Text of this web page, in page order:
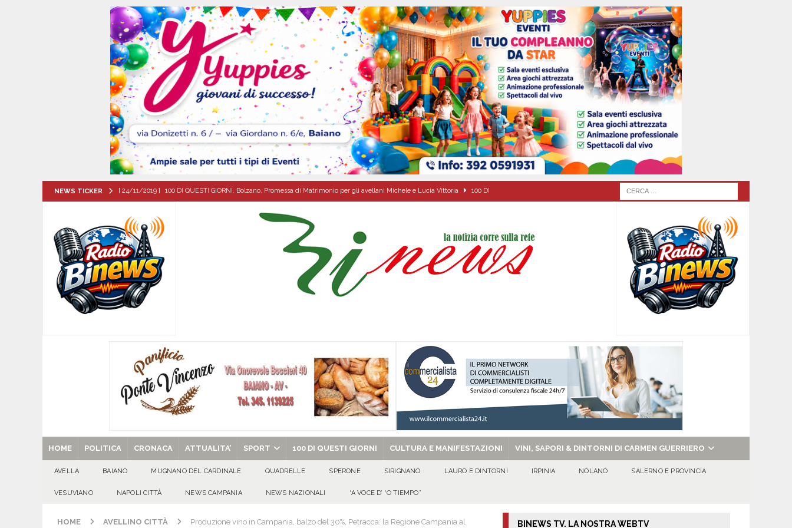
NEWS TICKER [ 24/11/2019 ] 100 DI QUESTI GIORNI. Bolzano, Promessa di Matrimonio per gli avellani Michele e Lucia Vittoria 100 DI
[ 07/08/2026 ] Lioni, si presenta il libro “Tu sei per me lo specchio e il porto” D’Amelio: “Gettiamo un seme d’impegno futuro
per tante e tanti”
[ 07/08/2026 ] Per la dignità del gonfalone di Sant’Andrea — Appello per l’inclusione e la tutela delle tradizioni di Sirignano
CULTURA E MANIFESTAZIONI
[ 07/08/2026 ]
[ 07/08/2026 ] Santa Filomena: una storia di fede che vive da oltre due secoli
[ 29/08/2025 ] SANT’Oggi. Venerdì 29 agosto la chiesa celebra il Martirio di san Giovanni Battista e santa Sabina EVIDENZA
HOME POLITICA CRONACA ATTUALITA’ SPORT 100 DI QUESTI GIORNI CULTURA E MANIFESTAZIONI VINI, SAPORI & DINTORNI DI CARMEN GUERRIERO
AVELLA BAIANO MUGNANO DEL CARDINALE QUADRELLE SPERONE SIRIGNANO LAURO E DINTORNI IRPINIA NOLANO SALERNO E PROVINCIA
VESUVIANO NAPOLI CITTÀ NEWS CAMPANIA NEWS NAZIONALI “A VOCE D’ ‘O TIEMPO”
HOME AVELLINO CITTÀ Produzione vino in Campania, balzo del 30%, Petracca: la Regione Campania al BINEWS TV. LA NOSTRA WEBTV